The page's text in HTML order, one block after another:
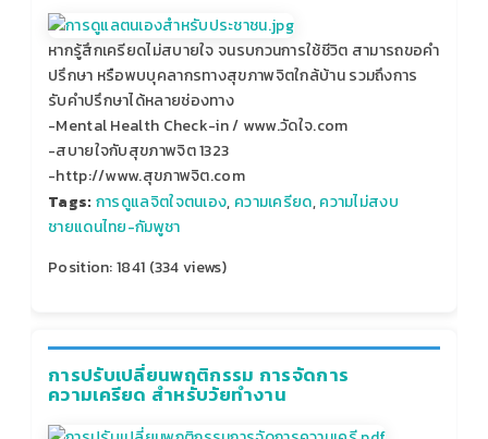
หากรู้สึกเครียดไม่สบายใจ จนรบกวนการใช้ชีวิต สามารถขอคำ
ปรึกษา หรือพบบุคลากรทางสุขภาพจิตใกล้บ้าน รวมถึงการ
รับคำปรึกษาได้หลายช่องทาง
-Mental Health Check-in / www.วัดใจ.com
-สบายใจกับสุขภาพจิต 1323
-http://www.สุขภาพจิต.com
Tags: การดูแลจิตใจตนเอง, ความเครียด,ความไม่สงบ
ชายแดนไทย-กัมพูชา
Position:1841 (334views)
การปรับเปลี่ยนพฤติกรรม การจัดการ
ความเครียด สำหรับวัยทำงาน